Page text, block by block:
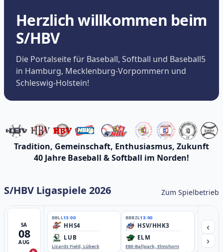
Herzlich willkommen beim
S/HBV
Die Portalseite für Baseball, Softball und Baseball5
in Hamburg, Mecklenburg-Vorpommern und
Schleswig-Holstein!
Tradition, Gemeinschaft, Enthusiasmus, Zukunft
40 Jahre Baseball & Softball im Norden!
S/HBV Ligaspiele 2026 Zum Spielbetrieb
SA
08
AUG
BBLL13:00
HHS4
LUB
Lizards Field, Lübeck
BBBZL13:00
HSV/HHK3
ELM
EBE-Ballpark, Elmshorn
‹
›